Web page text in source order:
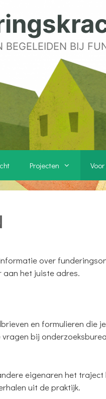
BEGELEIDEN BIJ
Projecten
over
het juiste adres.
en formulieren die
bij
eigenaren het traject
uit de praktijk.